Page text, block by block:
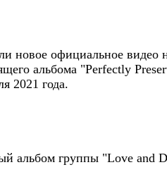
новое официальное видео
альбома "Perfectly
2021 года.
альбом группы "Love and